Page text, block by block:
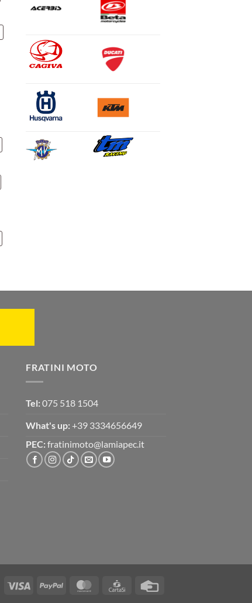
FRATINI MOTO
Tel: 075 518 1504
What's up: +39 3334656649
PEC: fratinimoto@lamiapec.it
Visa PayPal MasterCardCartaSi